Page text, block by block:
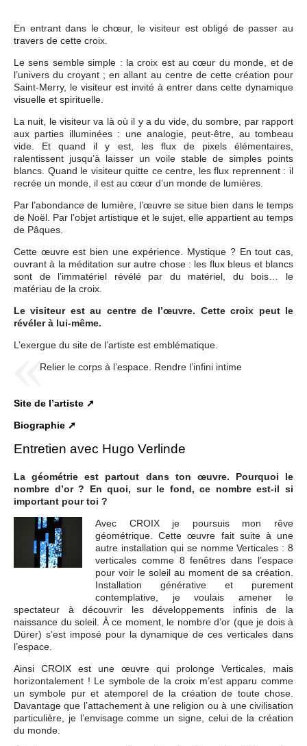
En entrant dans le chœur, le visiteur est obligé de passer au
travers de cette croix.
Le sens semble simple : la croix est au cœur du monde, et de
l’univers du croyant ; en allant au centre de cette création pour
Saint-Merry, le visiteur est invité à entrer dans cette dynamique
visuelle et spirituelle.
La nuit, le visiteur va là où il y a du vide, du sombre, par rapport
aux parties illuminées : une analogie, peut-être, au tombeau
vide. Et quand il y est, les flux de pixels élémentaires,
ralentissent jusqu’à laisser un voile stable de simples points
blancs. Quand le visiteur quitte ce centre, les flux reprennent : il
recrée un monde, il est au cœur d’un monde de lumières.
Par l’abondance de lumière, l’œuvre se situe bien dans le temps
de Noël. Par l’objet artistique et le sujet, elle appartient au temps
de Pâques.
Cette œuvre est bien une expérience. Mystique ? En tout cas,
ouvrant à la méditation sur autre chose : les flux bleus et blancs
sont de l’immatériel révélé par du matériel, du bois… le
matériau de la croix.
Le visiteur est au centre de l’œuvre. Cette croix peut le
révéler à lui-même.
L’exergue du site de l’artiste est emblématique.
Relier le corps à l’espace. Rendre l’infini intime
Site de l’artiste
Biographie
Entretien avec Hugo Verlinde
La géométrie est partout dans ton œuvre. Pourquoi le
nombre d’or ? En quoi, sur le fond, ce nombre est-il si
important pour toi ?
Avec CROIX je poursuis mon rêve
géométrique. Cette œuvre fait suite à une
autre installation qui se nomme Verticales : 8
verticales comme 8 fenêtres dans l’espace
pour voir le soleil au moment de sa création.
Installation générative et purement
contemplative, je voulais amener le
spectateur à découvrir les développements infinis de la
naissance du soleil. À ce moment, le nombre d’or (que je dois à
Dürer) s’est imposé pour la dynamique de ces verticales dans
l’espace.
Ainsi CROIX est une œuvre qui prolonge Verticales, mais
horizontalement ! Le symbole de la croix m’est apparu comme
un symbole pur et atemporel de la création de toute chose.
Davantage que l’attachement à une religion ou à une civilisation
particulière, je l’envisage comme un signe, celui de la création
du monde.